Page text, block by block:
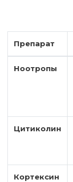
Препарат
Ноотропы
Цитиколин
Кортексин